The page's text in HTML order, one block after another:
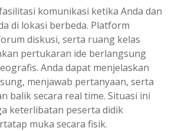
komunikasi ketika Anda dan
di lokasi berbeda. Platform
diskusi, serta ruang kelas
pertukaran ide berlangsung
Anda dapat menjelaskan
menjawab pertanyaan, serta
balik secara real time. Situasi ini
keterlibatan peserta didik
muka secara fisik.